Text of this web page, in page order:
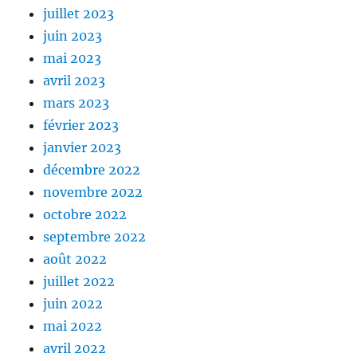
juillet 2023
juin 2023
mai 2023
avril 2023
mars 2023
février 2023
janvier 2023
décembre 2022
novembre 2022
octobre 2022
septembre 2022
août 2022
juillet 2022
juin 2022
mai 2022
avril 2022